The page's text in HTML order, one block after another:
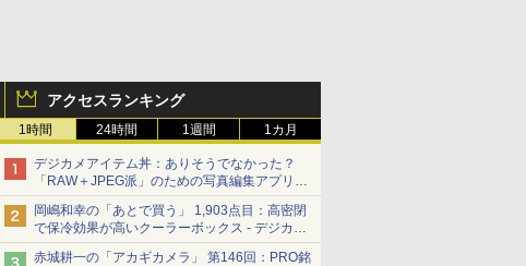
アクセスランキング
1時間 24時間 1週間 1カ月
デジカメアイテム丼：ありそうでなかった？
「RAW＋JPEG派」のための写真編集アプリ
カメラデフォルトのJPEGを大切にする
「Filmator」
岡嶋和幸の「あとで買う」 1,903点目：高密閉
で保冷効果が高いクーラーボックス - デジカメ
Watch
赤城耕一の「アカギカメラ」 第146回：PRO銘